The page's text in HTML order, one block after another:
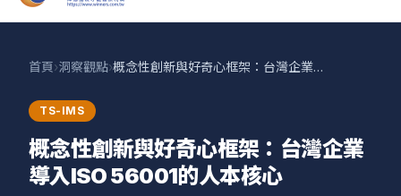
首頁›洞察觀點› 概念性創新與好奇心框架：台灣企業導入ISO 56001的人本核心
TS-IMS
概念性創新與好奇心框架：台灣企業
導入ISO 56001的人本核心